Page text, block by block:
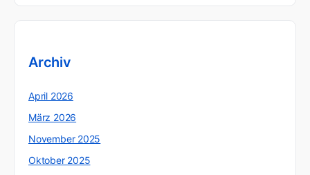
Archiv
April 2026
März 2026
November 2025
Oktober 2025